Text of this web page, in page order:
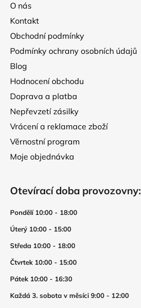
i
O nás
Kontakt
Obchodní podmínky
Podmínky ochrany osobních údajů
Blog
Hodnocení obchodu
Doprava a platba
Nepřevzetí zásilky
Vrácení a reklamace zboží
Věrnostní program
Moje objednávka
Otevírací doba provozovny:
Pondělí 10:00 - 18:00
Úterý 10:00 - 15:00
Středa 10:00 - 18:00
Čtvrtek 10:00 - 15:00
Pátek 10:00 - 16:30
Každá 3. sobota v měsíci 9:00 - 12:00